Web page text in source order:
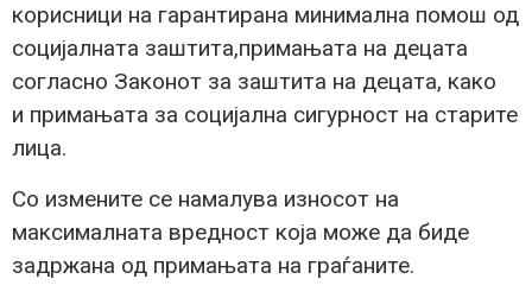
корисници на гарантирана минимална помош од
социјалната заштита,примањата на децата
согласно Законот за заштита на децата, како
и примањата за социјална сигурност на старите
лица.
Со измените се намалува износот на
максималната вредност која може да биде
задржана од примањата на граѓаните.